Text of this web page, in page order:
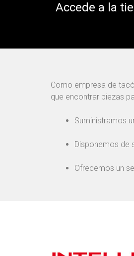
Accede a la
Como empresa de
que encontrar piezas
Suministramos
Disponemos de
Ofrecemos un